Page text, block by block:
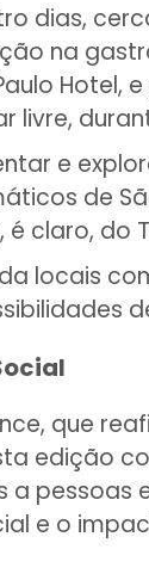
dias,
na
livre,
e
de
é claro, do
locais
que
edição
a
e o